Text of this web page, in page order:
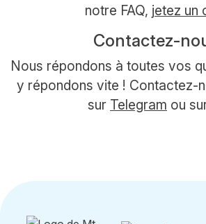
notre FAQ, jetez un
Contactez-
Nous répondons à toutes vos
y répondons vite ! Contactez-
sur Telegram ou